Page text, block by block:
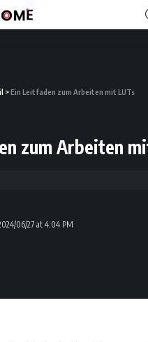
>Ein Leitfaden zum Arbeiten mit LUTs
zum Arbeiten
06/27 at 4:04 PM